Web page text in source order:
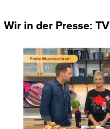
Wir in der Presse: TV